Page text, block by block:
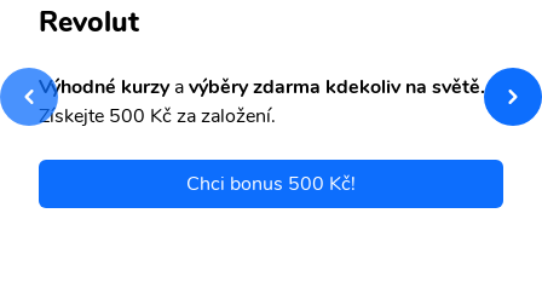
Revolut
Výhodné kurzyavýběry zdarma kdekoliv na světě.
Získejte 500 Kč za založení.
Chci bonus 500 Kč!